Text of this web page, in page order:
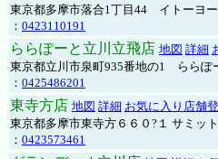
東京都多摩市落合1丁目44 イトーヨ
： 0423110191
ららぽーと立川立飛店 地図 詳細
東京都立川市泉町935番地の1 ららぽ
： 0425486201
東寺方店 地図 詳細 お気に入り店舗
東京都多摩市東寺方６６０?１ サミッ
： 0423573461